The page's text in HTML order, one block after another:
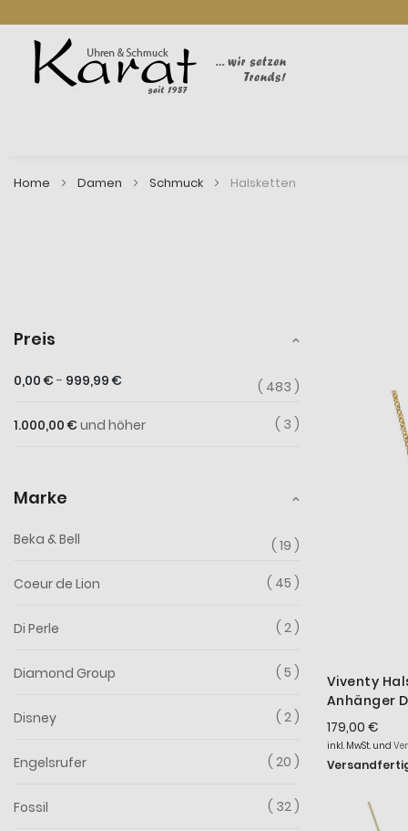
Home Damen Schmuck Halsketten
Viventy
Anhänger
Vergoldet
179,00 €
inkl. MwSt. und
Preis
0,00 €- 999,99 € 483
1.000,00 €und höher 3
Marke
Beka & Bell 19
Coeur de Lion 45
Di Perle 2
Diamond Group 5
Disney 2
Engelsrufer 20
Fossil 32